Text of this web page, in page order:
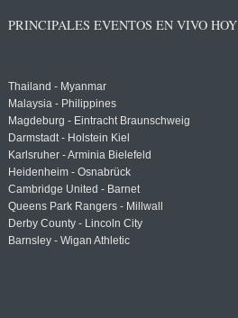
PRINCIPALES EVENTOS EN VIVO HOY
Thailand - Myanmar
Malaysia - Philippines
Magdeburg - Eintracht Braunschweig
Darmstadt - Holstein Kiel
Karlsruher - Arminia Bielefeld
Heidenheim - Osnabrück
Cambridge United - Barnet
Queens Park Rangers - Millwall
Derby County - Lincoln City
Barnsley - Wigan Athletic